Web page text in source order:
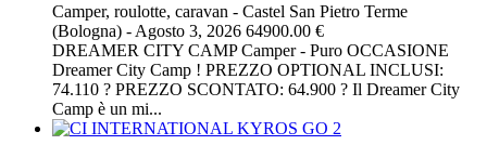
Camper, roulotte, caravan - Castel San Pietro Terme
(Bologna) - Agosto 3, 2026 64900.00 €
DREAMER CITY CAMP Camper - Puro OCCASIONE
Dreamer City Camp ! PREZZO OPTIONAL INCLUSI:
74.110 ? PREZZO SCONTATO: 64.900 ? Il Dreamer City
Camp è un mi...